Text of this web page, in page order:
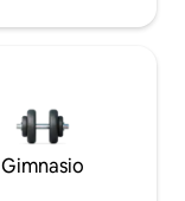
Gimnasio